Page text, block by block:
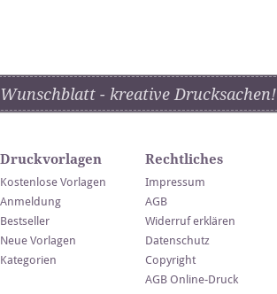
Wunschblatt - kreative Drucksachen!
Druckvorlagen
Kostenlose Vorlagen
Anmeldung
Bestseller
Neue Vorlagen
Kategorien
Rechtliches
Impressum
AGB
Widerruf erklären
Datenschutz
Copyright
AGB Online-Druck